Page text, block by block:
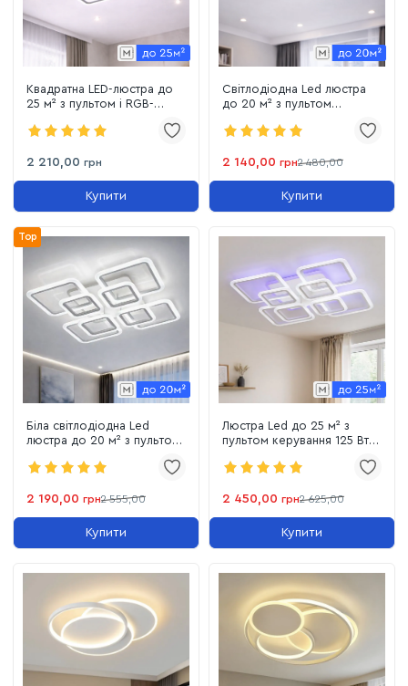
Квадратна LED-люстра до
25 м² з пультом і RGB-
кольору (AS8170/4+4WH
2 210,00 грн
Купити
Світлодіодна Led люстра
до 20 м² з пультом
(AS8060/4+4WH LED
2 140,00 грн2 480,00
Купити
Top
Біла світлодіодна Led
люстра до 20 м² з пультом
(A8060/4+4WH)
2 190,00 грн2 555,00
Купити
Люстра Led до 25 м² з
пультом керування 125 Вт
2 450,00 грн2 625,00
Купити